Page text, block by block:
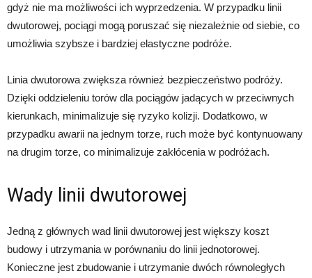
gdyż nie ma możliwości ich wyprzedzenia. W przypadku linii
dwutorowej, pociągi mogą poruszać się niezależnie od siebie, co
umożliwia szybsze i bardziej elastyczne podróże.
Linia dwutorowa zwiększa również bezpieczeństwo podróży.
Dzięki oddzieleniu torów dla pociągów jadących w przeciwnych
kierunkach, minimalizuje się ryzyko kolizji. Dodatkowo, w
przypadku awarii na jednym torze, ruch może być kontynuowany
na drugim torze, co minimalizuje zakłócenia w podróżach.
Wady linii dwutorowej
Jedną z głównych wad linii dwutorowej jest większy koszt
budowy i utrzymania w porównaniu do linii jednotorowej.
Konieczne jest zbudowanie i utrzymanie dwóch równoległych